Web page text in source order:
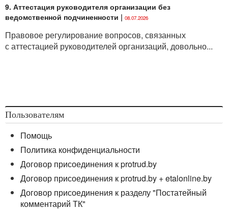
9. Аттестация руководителя организации без
ведомственной подчиненности | 08.07.2026
Правовое регулирование вопросов, связанных
с аттестацией руководителей организаций, довольно...
Пользователям
Помощь
Политика конфиденциальности
Договор присоединения к protrud.by
Договор присоединения к protrud.by + etalonline.by
Договор присоединения к разделу "Постатейный
комментарий ТК"